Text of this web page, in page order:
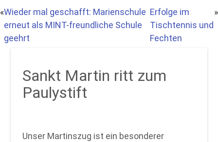
«Wieder mal geschafft: Marienschule
erneut als MINT-freundliche Schule
geehrt
Erfolge im
Tischtennis und
Fechten
»
Sankt Martin ritt zum
Paulystift
Unser Martinszug ist ein besonderer